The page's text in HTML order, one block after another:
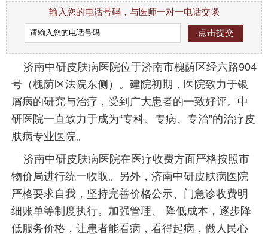
输入您的电话号码，与医师一对一电话交谈
济南中研皮肤病医院位于济南市槐荫区经六路904
号（槐荫区法院东侧）。建院初期，医院致力于银
屑病的研究与治疗，受到广大患者的一致好评。中
研医院一直致力于成为“专科、专病、专治”的治疗皮
肤病专业医院。
济南中研皮肤病医院在医疗收费方面严格按照市
物价局进行统一收取。另外，济南中研皮肤病医院
严格要求自我，坚持完善价格公示、门急诊收费明
细账单等制度执行。加强管理、 降低成本，逐步降
低服务价格，让患者能看病，看得起病，做人民心